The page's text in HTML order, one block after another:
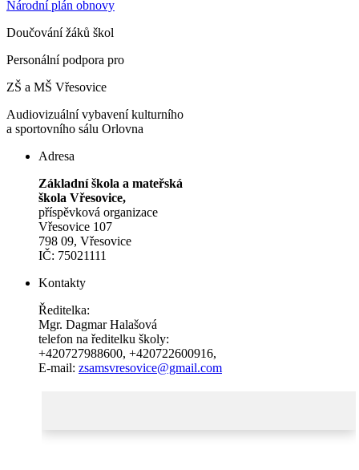
Národní plán obnovy
Doučování žáků škol
Personální podpora pro
ZŠ a MŠ Vřesovice
Audiovizuální vybavení kulturního
a sportovního sálu Orlovna
Adresa
Základní škola a mateřská
škola Vřesovice,
příspěvková organizace
Vřesovice 107
798 09, Vřesovice
IČ: 75021111
Kontakty
Ředitelka:
Mgr. Dagmar Halašová
telefon na ředitelku školy:
+420727988600, +420722600916,
E-mail: zsamsvresovice@gmail.com